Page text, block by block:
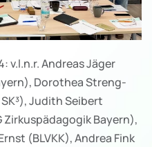
v.l.n.r. Andreas Jäger
Dorothea Streng-
Judith Seibert
Zirkuspädagogik Bayern),
(BLVKK), Andrea Fink